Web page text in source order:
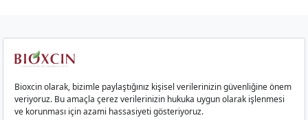
Kurumsal
Cilt Ürünleri